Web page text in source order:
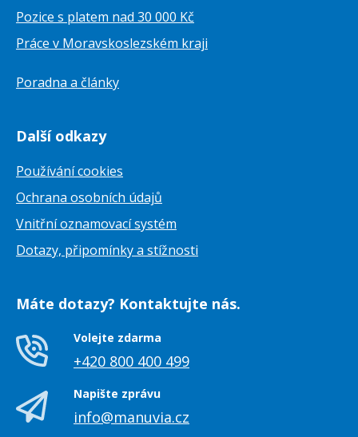
Pozice s platem nad 30 000 Kč
Práce v Moravskoslezském kraji
Poradna a články
Další odkazy
Používání cookies
Ochrana osobních údajů
Vnitřní oznamovací systém
Dotazy, připomínky a stížnosti
Máte dotazy? Kontaktujte nás.
Volejte zdarma
+420 800 400 499
Napište zprávu
info@manuvia.cz